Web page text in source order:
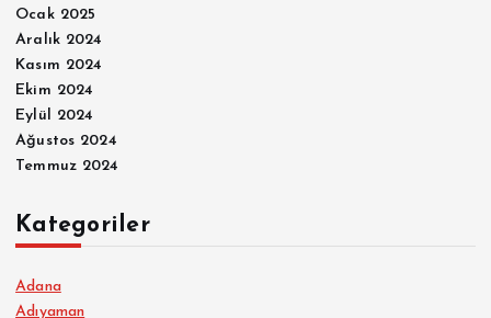
Ocak 2025
Aralık 2024
Kasım 2024
Ekim 2024
Eylül 2024
Ağustos 2024
Temmuz 2024
Kategoriler
Adana
Adıyaman